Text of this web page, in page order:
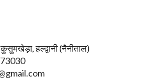
हल्द्वानी (नैनीताल)